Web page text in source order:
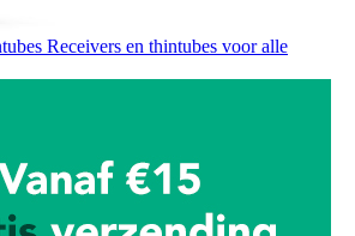
Receivers en thintubes voor alle